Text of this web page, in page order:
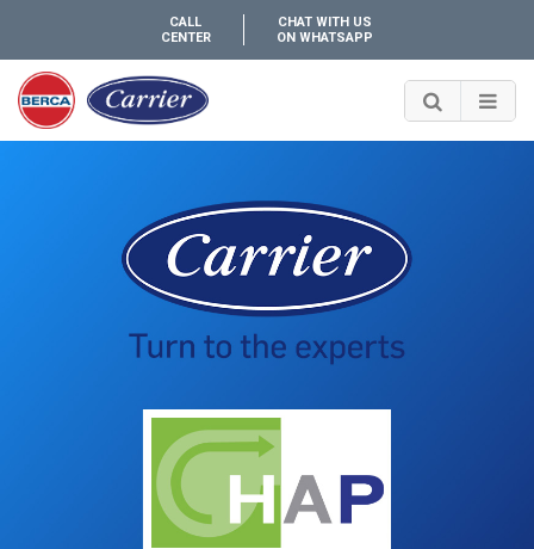
CALL
CENTER
CHAT WITH US
ON WHATSAPP